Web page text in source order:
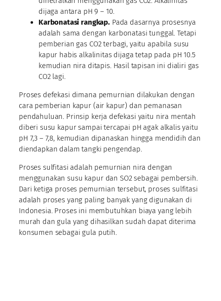
dijaga antara pH 9 – 10.
Karbonatasi rangkap. Pada dasarnya prosesnya
adalah sama dengan karbonatasi tunggal. Tetapi
pemberian gas CO2 terbagi, yaitu apabila susu
kapur habis alkalinitas dijaga tetap pada pH 10.5
kemudian nira ditapis. Hasil tapisan ini dialiri gas
CO2 lagi.
Proses defekasi dimana pemurnian dilakukan dengan
cara pemberian kapur (air kapur) dan pemanasan
pendahuluan. Prinsip kerja defekasi yaitu nira mentah
diberi susu kapur sampai tercapai pH agak alkalis yaitu
pH 7,3 – 7,8, kemudian dipanaskan hingga mendidih dan
diendapkan dalam tangki pengendap.
Proses sulfitasi adalah pemurnian nira dengan
menggunakan susu kapur dan SO2 sebagai pembersih.
Dari ketiga proses pemurnian tersebut, proses sulfitasi
adalah proses yang paling banyak yang digunakan di
Indonesia. Proses ini membutuhkan biaya yang lebih
murah dan gula yang dihasilkan sudah dapat diterima
konsumen sebagai gula putih.